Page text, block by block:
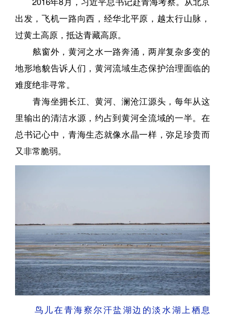
出发，飞机一路向西，经华北平原，越太行山脉，
过黄土高原，抵达青藏高原。
舷窗外，黄河之水一路奔涌，两岸复杂多变的
地形地貌告诉人们，黄河流域生态保护治理面临的
难度绝非寻常。
青海坐拥长江、黄河、澜沧江源头，每年从这
里输出的清洁水源，约占到黄河全流域的一半。在
总书记心中，青海生态就像水晶一样，弥足珍贵而
又非常脆弱。
鸟儿在青海察尔汗盐湖边的淡水湖上栖息